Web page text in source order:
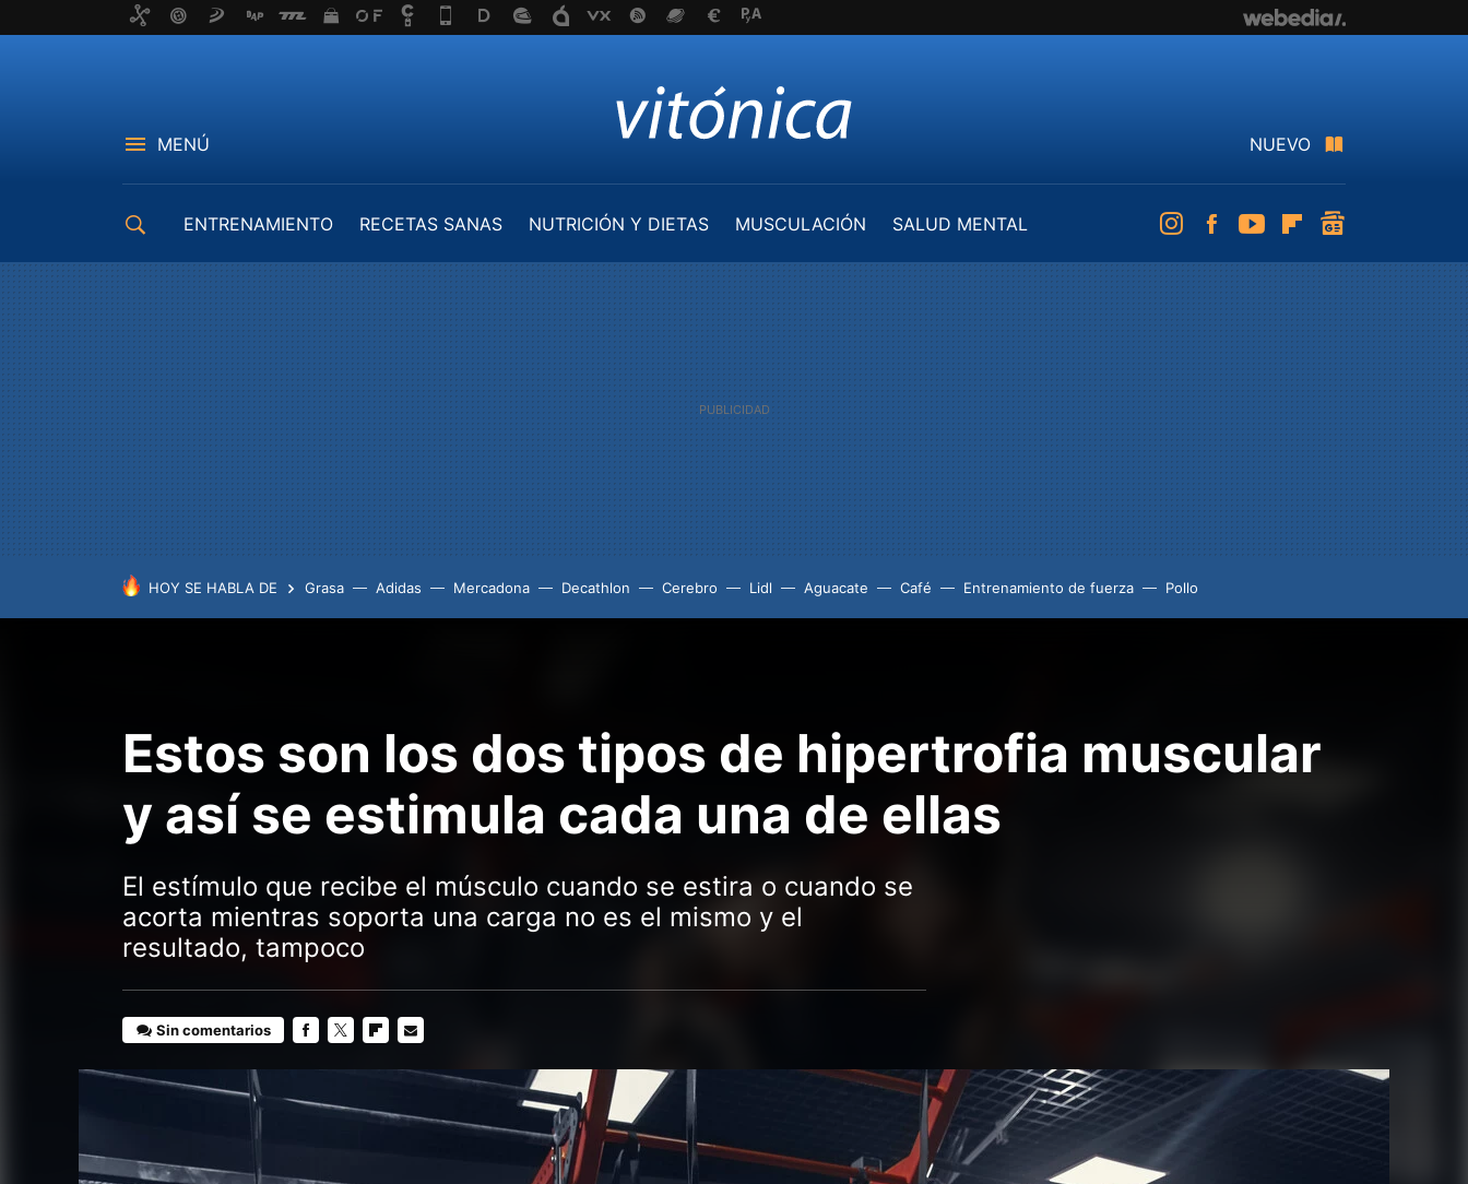
MENÚ NUEVO
ENTRENAMIENTO RECETAS SANAS NUTRICIÓN Y DIETAS MUSCULACIÓN
SALUD MENTAL
InstagramFacebookYoutubeFlipboard
HOY SE HABLA DE Grasa Adidas Mercadona Decathlon Cerebro Lidl Aguacate Café Entrenamiento de fuerza Pollo
Estos son los dos tipos de hipertrofia muscular
y así se estimula cada una de ellas
El estímulo que recibe el músculo cuando se estira o cuando se
acorta mientras soporta una carga no es el mismo y el
resultado, tampoco
Sin comentarios